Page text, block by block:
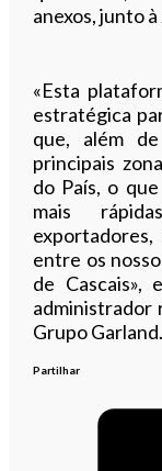
anexos, junto
«Esta
estratégica
que, além
principais
do País, o
mais
entre os
de Cascais»,
administrador
Grupo Garland.
Partilhar